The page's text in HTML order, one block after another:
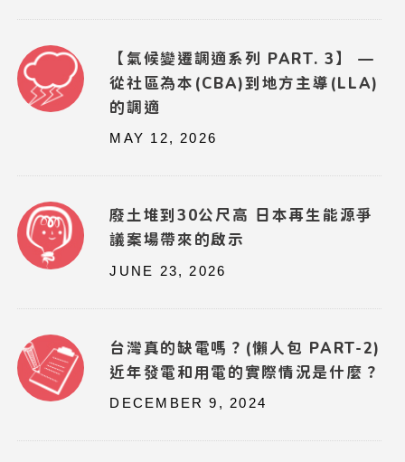
【氣候變遷調適系列 PART. 3】 —
從社區為本(CBA)到地方主導(LLA)
的調適
MAY 12, 2026
廢土堆到30公尺高 日本再生能源爭
議案場帶來的啟示
JUNE 23, 2026
台灣真的缺電嗎？(懶人包 PART-2)
近年發電和用電的實際情況是什麼？
DECEMBER 9, 2024